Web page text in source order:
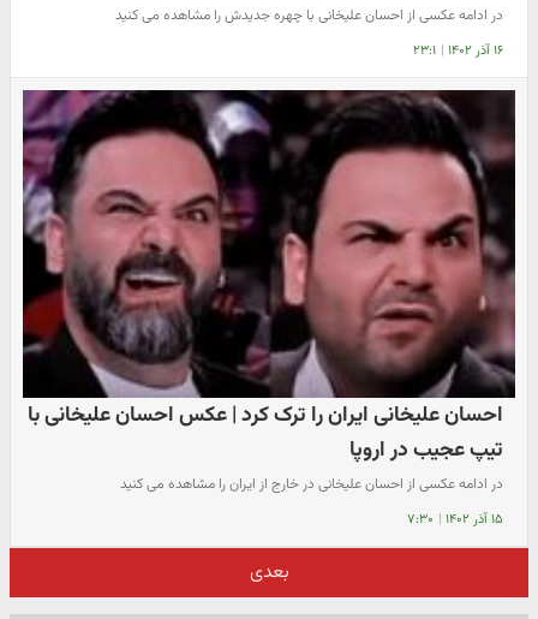
در ادامه عکسی از احسان علیخانی با چهره جدیدش را مشاهده می کنید
۱۶ آذر ۱۴۰۲ | ۲۳:۱
احسان علیخانی ایران را ترک کرد | عکس احسان علیخانی با
تیپ عجیب در اروپا
در ادامه عکسی از احسان علیخانی در خارج از ایران را مشاهده می کنید
۱۵ آذر ۱۴۰۲ | ۷:۳۰
بعدی